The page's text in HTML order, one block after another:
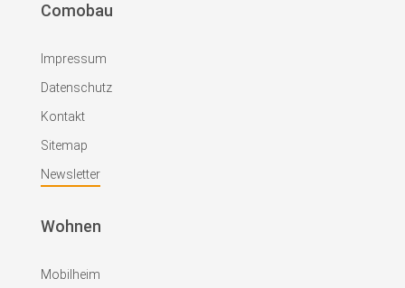
Comobau
Impressum
Datenschutz
Kontakt
Sitemap
Newsletter
Wohnen
Mobilheim